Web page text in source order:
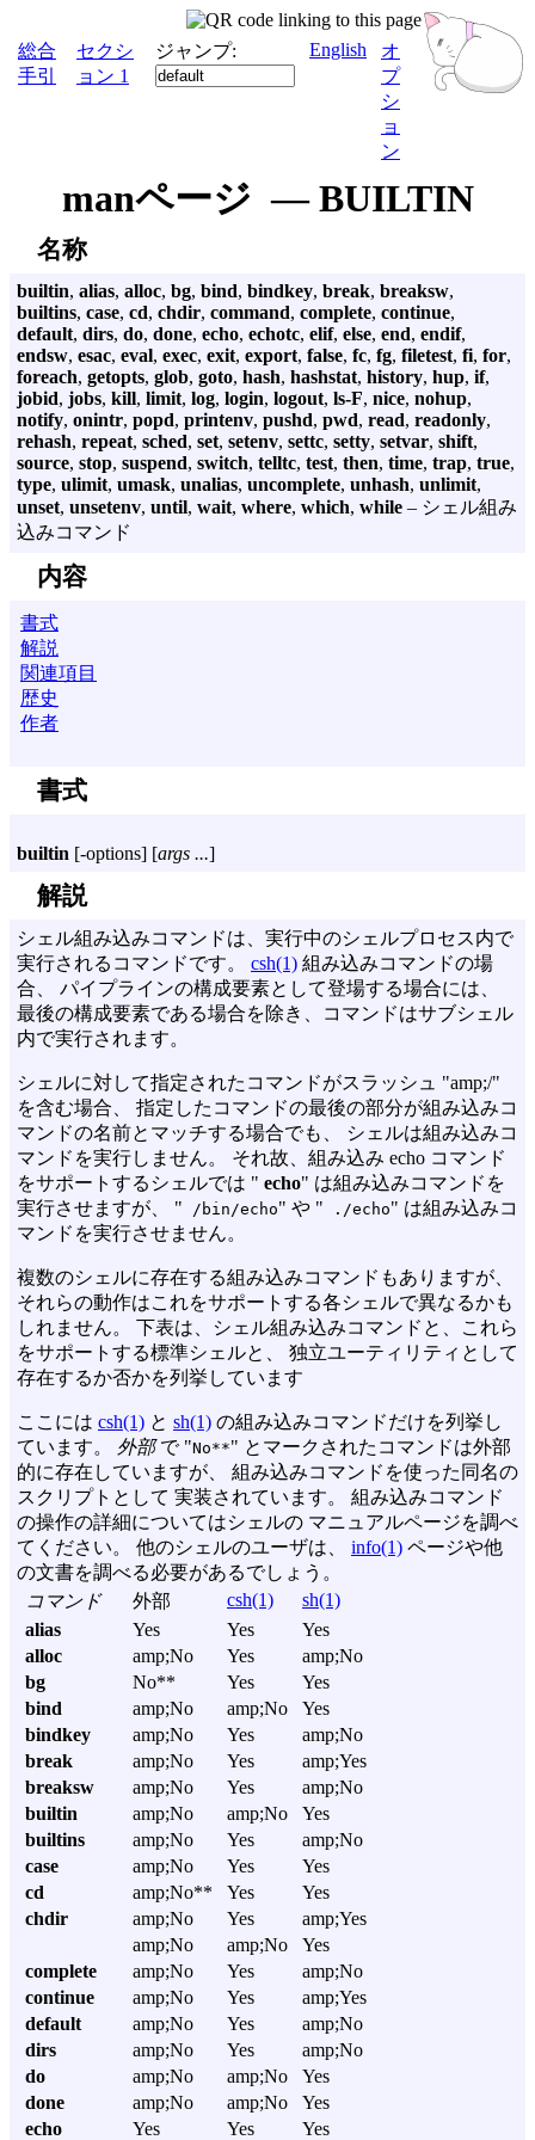
総合
手引
セクシ
ョン 1
ジャンプ: English
オ
プ
シ
ョ
ン
manページ — BUILTIN
名称
builtin, alias, alloc, bg, bind, bindkey, break, breaksw,
builtins, case, cd, chdir, command, complete, continue,
default, dirs, do, done, echo, echotc, elif, else, end, endif,
endsw, esac, eval, exec, exit, export, false, fc, fg, filetest, fi, for,
foreach, getopts, glob, goto, hash, hashstat, history, hup, if,
jobid, jobs, kill, limit, log, login, logout, ls-F, nice, nohup,
notify, onintr, popd, printenv, pushd, pwd, read, readonly,
rehash, repeat, sched, set, setenv, settc, setty, setvar, shift,
source, stop, suspend, switch, telltc, test, then, time, trap, true,
type, ulimit, umask, unalias, uncomplete, unhash, unlimit,
unset, unsetenv, until, wait, where, which, while – シェル組み
込みコマンド
内容
書式
解説
関連項目
歴史
作者
書式
builtin [-options] [args ...]
解説
シェル組み込みコマンドは、実行中のシェルプロセス内で
実行されるコマンドです。 csh(1) 組み込みコマンドの場
合、 パイプラインの構成要素として登場する場合には、
最後の構成要素である場合を除き、コマンドはサブシェル
内で実行されます。
シェルに対して指定されたコマンドがスラッシュ "amp;/"
を含む場合、 指定したコマンドの最後の部分が組み込みコ
マンドの名前とマッチする場合でも、 シェルは組み込みコ
マンドを実行しません。 それ故、組み込み echo コマンド
をサポートするシェルでは " echo" は組み込みコマンドを
実行させますが、 " /bin/echo" や " ./echo" は組み込みコ
マンドを実行させません。
複数のシェルに存在する組み込みコマンドもありますが、
それらの動作はこれをサポートする各シェルで異なるかも
しれません。 下表は、シェル組み込みコマンドと、これら
をサポートする標準シェルと、 独立ユーティリティとして
存在するか否かを列挙しています
ここには csh(1) と sh(1) の組み込みコマンドだけを列挙し
ています。 外部で "No**" とマークされたコマンドは外部
的に存在していますが、 組み込みコマンドを使った同名の
スクリプトとして 実装されています。 組み込みコマンド
の操作の詳細についてはシェルの マニュアルページを調べ
てください。 他のシェルのユーザは、 info(1) ページや他
の文書を調べる必要があるでしょう。
コマンド
外部 csh(1)
sh(1)
alias
Yes Yes
Yes
alloc
amp;No Yes
amp;No
bg
No** Yes
Yes
bind
amp;No amp;No
Yes
bindkey
amp;No Yes
amp;No
break
amp;No Yes
amp;Yes
breaksw
amp;No Yes
amp;No
builtin
amp;No amp;No
Yes
builtins
amp;No Yes
amp;No
case
amp;No Yes
Yes
cd
amp;No** Yes
Yes
chdir
amp;No Yes
amp;Yes
amp;No
amp;No
Yes
complete
amp;No Yes
amp;No
continue
amp;No Yes
amp;Yes
default
amp;No Yes
amp;No
dirs
amp;No Yes
amp;No
do
amp;No amp;No
Yes
done
amp;No amp;No
Yes
echo
Yes Yes Yes